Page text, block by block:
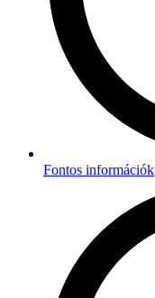
Fontos információk